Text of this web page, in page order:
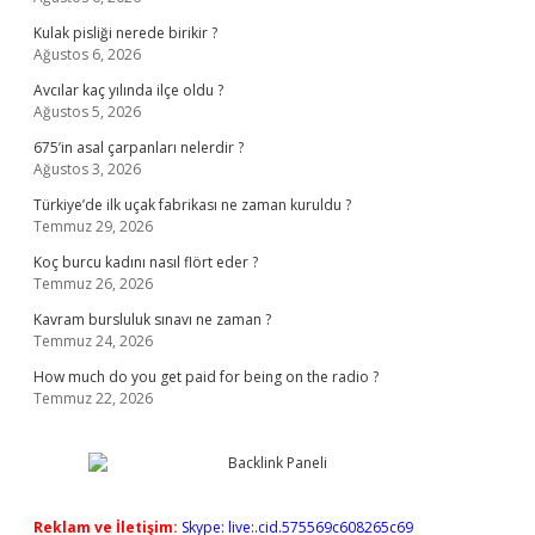
Kulak pisliği nerede birikir ?
Ağustos 6, 2026
Avcılar kaç yılında ilçe oldu ?
Ağustos 5, 2026
675’in asal çarpanları nelerdir ?
Ağustos 3, 2026
Türkiye’de ilk uçak fabrikası ne zaman kuruldu ?
Temmuz 29, 2026
Koç burcu kadını nasıl flört eder ?
Temmuz 26, 2026
Kavram bursluluk sınavı ne zaman ?
Temmuz 24, 2026
How much do you get paid for being on the radio ?
Temmuz 22, 2026
Reklam ve İletişim: Skype: live:.cid.575569c608265c69